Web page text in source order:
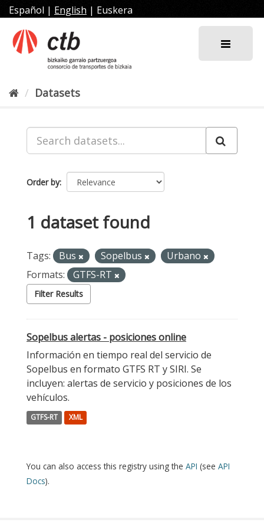
Skip
to
content
Español | English | Euskera
Datasets
Order by
1 dataset found
Tags: Bus Sopelbus
Urbano
Formats:
GTFS-RT
Filter Results
Sopelbus alertas - posiciones online
Información en tiempo real del servicio de
Sopelbus en formato GTFS RT y SIRI. Se
incluyen: alertas de servicio y posiciones de los
vehículos.
GTFS-RT XML
You can also access this registry using the API (see API
Docs).